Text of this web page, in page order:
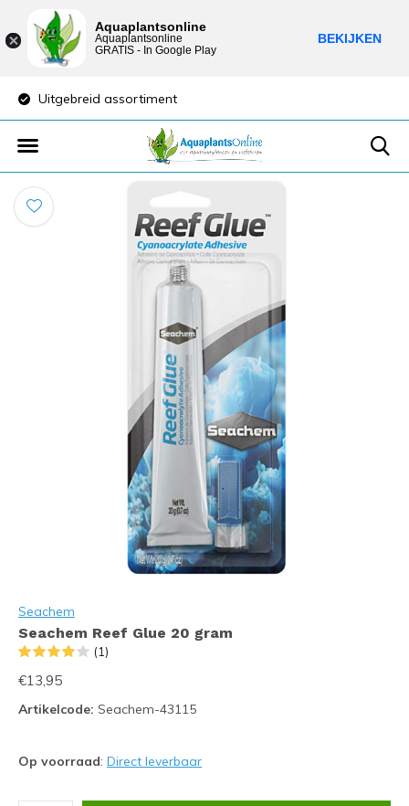
Uitgebreid assortiment
Seachem
Seachem Reef Glue 20 gram
(1)
€13,95
Artikelcode: Seachem-43115
Op voorraad: Direct leverbaar
Aquaplantsonline
Aquaplantsonline
GRATIS - In Google Play
BEKIJKEN